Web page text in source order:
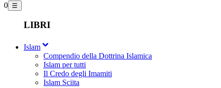
0 ☰
LIBRI
Islam
Compendio della Dottrina Islamica
Islam per tutti
Il Credo degli Imamiti
Islam Sciita